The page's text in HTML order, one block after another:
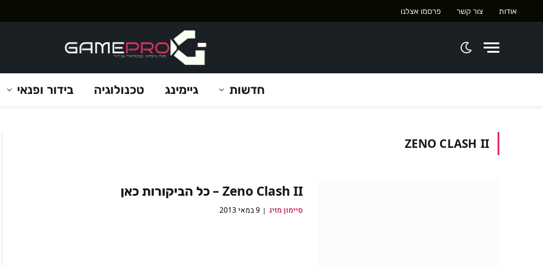
אודות צור קשר פרסמו אצלנו
חדשות גיימינג טכנולוגיה בידור ופנאי
ZENO CLASH II
Zeno Clash II – כל הביקורות כאן
סיימון מזיג 9 במאי 2013